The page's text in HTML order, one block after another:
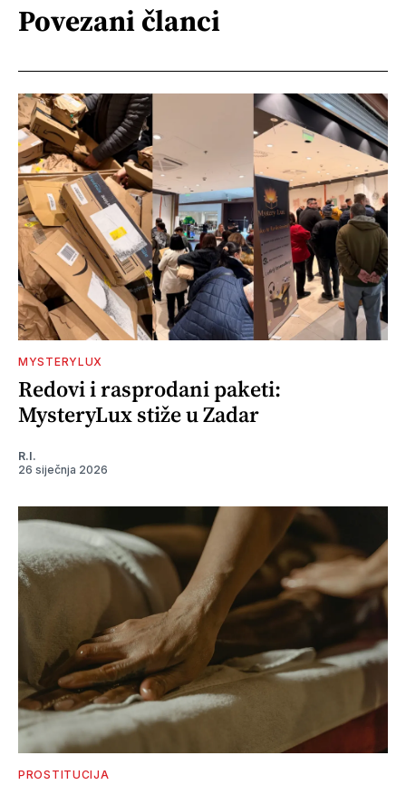
Povezani članci
MYSTERYLUX
Redovi i rasprodani paketi:
MysteryLux stiže u Zadar
R.I.
26 siječnja 2026
PROSTITUCIJA